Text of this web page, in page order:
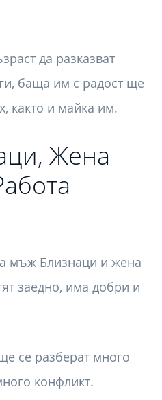
да разказват
баща им с радост ще
както и майка им.
Жена
мъж Близнаци и жена
заедно, има добри и
се разберат много
конфликт.